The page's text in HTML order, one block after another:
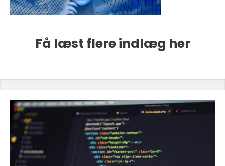
Få læst flere indlæg her